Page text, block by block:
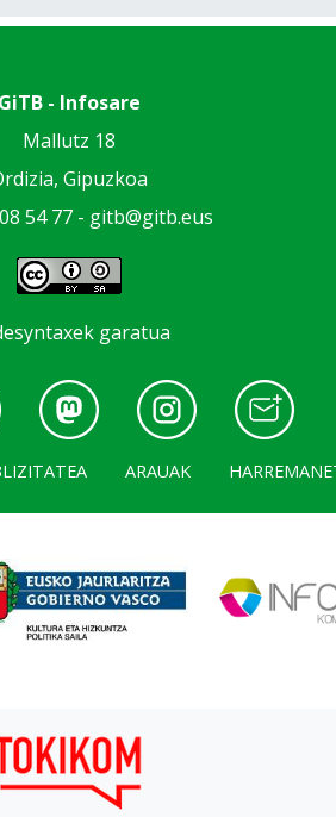
GiTB - Infosare
Mallutz 18
Gipuzkoa
54 77 - gitb@gitb.eus
garatua
ARAUAK